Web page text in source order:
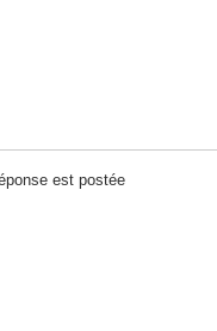
est postée